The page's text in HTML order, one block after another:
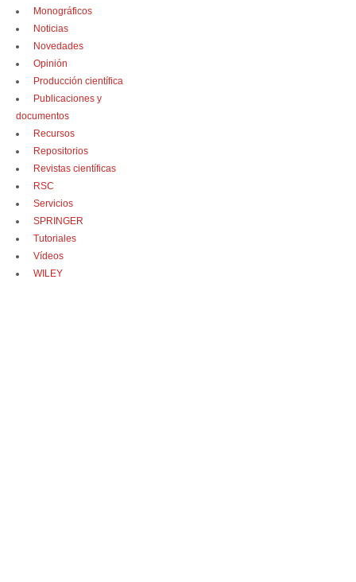
Monográficos
Noticias
Novedades
Opinión
Producción científica
Publicaciones y
documentos
Recursos
Repositorios
Revistas científicas
RSC
Servicios
SPRINGER
Tutoriales
Vídeos
WILEY